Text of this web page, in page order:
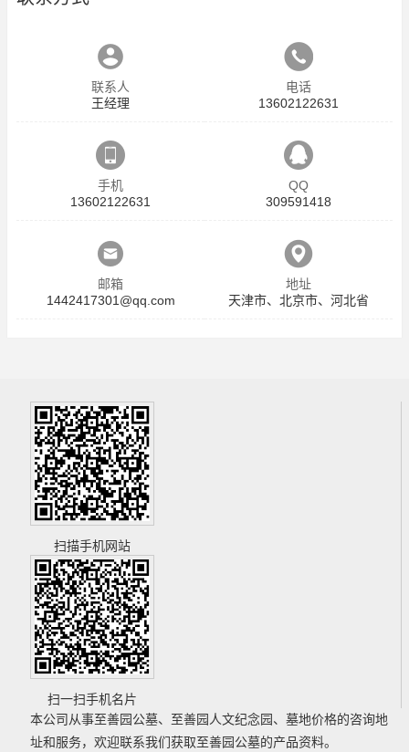
联系人
王经理
电话
13602122631
手机
13602122631
QQ
309591418
邮箱
1442417301@qq.com
地址
天津市、北京市、河北省
扫描手机网站
扫一扫手机名片
本公司从事至善园公墓、 至善园人文纪念园、 墓地价格的咨询地
址和服务，欢迎联系我们获取至善园公墓的产品资料。